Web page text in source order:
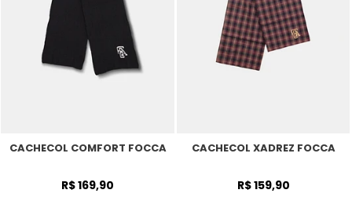
CACHECOL COMFORT FOCCA
R$ 169,90
CACHECOL XADREZ FOCCA
R$ 159,90